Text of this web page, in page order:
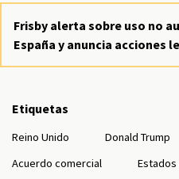
Frisby alerta sobre uso no
España y anuncia acciones
Etiquetas
Reino Unido Donald Trump
Acuerdo comercial
Estados